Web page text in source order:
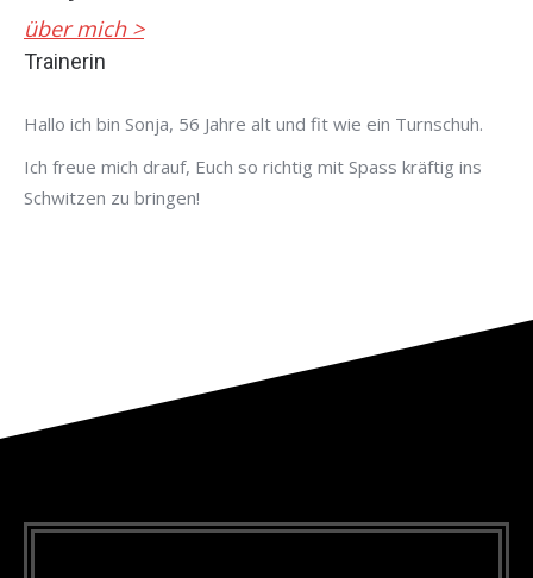
über mich >
Trainerin
Hallo ich bin Sonja, 56 Jahre alt und fit wie ein Turnschuh.
Ich freue mich drauf, Euch so richtig mit Spass kräftig ins
Schwitzen zu bringen!